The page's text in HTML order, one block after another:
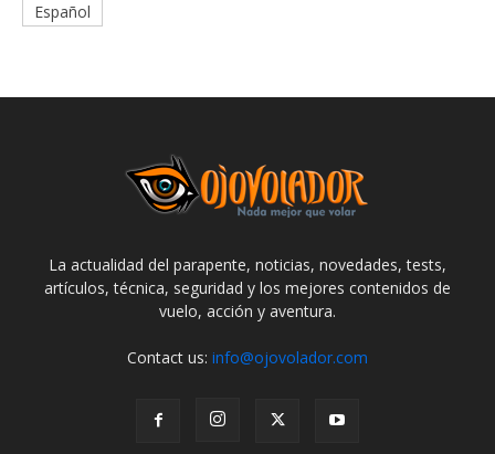
Español
La actualidad del parapente, noticias, novedades, tests,
artículos, técnica, seguridad y los mejores contenidos de
vuelo, acción y aventura.
Contact us: info@ojovolador.com